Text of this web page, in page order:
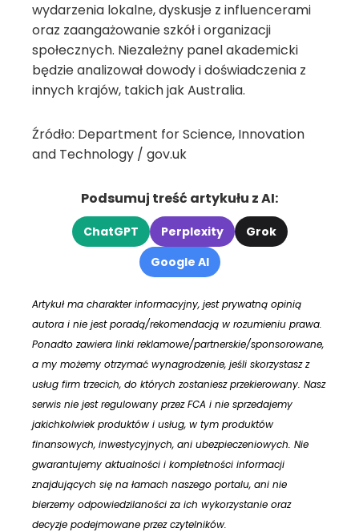
wydarzenia lokalne, dyskusje z influencerami
oraz zaangażowanie szkół i organizacji
społecznych. Niezależny panel akademicki
będzie analizował dowody i doświadczenia z
innych krajów, takich jak Australia.
Źródło: Department for Science, Innovation
and Technology / gov.uk
Podsumuj treść artykułu z AI:
ChatGPT Perplexity
Grok
Google AI
Artykuł ma charakter informacyjny, jest prywatną opinią
autora i nie jest poradą/rekomendacją w rozumieniu prawa.
Ponadto zawiera linki reklamowe/partnerskie/sponsorowane,
a my możemy otrzymać wynagrodzenie, jeśli skorzystasz z
usług firm trzecich, do których zostaniesz przekierowany. Nasz
serwis nie jest regulowany przez FCA i nie sprzedajemy
jakichkolwiek produktów i usług, w tym produktów
finansowych, inwestycyjnych, ani ubezpieczeniowych. Nie
gwarantujemy aktualności i kompletności informacji
znajdujących się na łamach naszego portalu, ani nie
bierzemy odpowiedzilaności za ich wykorzystanie oraz
decyzje podejmowane przez czytelników.